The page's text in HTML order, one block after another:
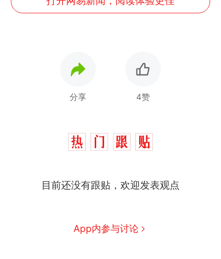
分享 4赞
目前还没有跟贴，欢迎发表观点
App内参与讨论